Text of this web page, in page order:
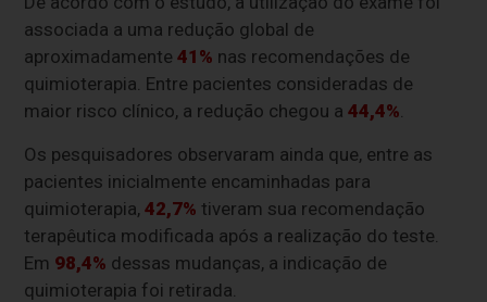
associada a uma redução global de
aproximadamente41% nas recomendações de
quimioterapia. Entre pacientes consideradas de
maior risco clínico, a redução chegou a44,4%
Os pesquisadores observaram ainda que, entre as
pacientes inicialmente encaminhadas para
quimioterapia,42,7% tiveram sua recomendação
terapêutica modificada após a realização do teste.
Em 98,4% dessas mudanças, a indicação de
quimioterapia foi retirada.